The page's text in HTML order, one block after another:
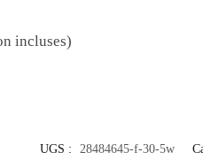
incluses)
UGS : 28484645-f-30-5w